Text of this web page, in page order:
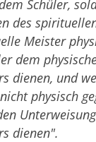
Schüler,
des
Meister
dem
dienen, und
physisch
dienen".